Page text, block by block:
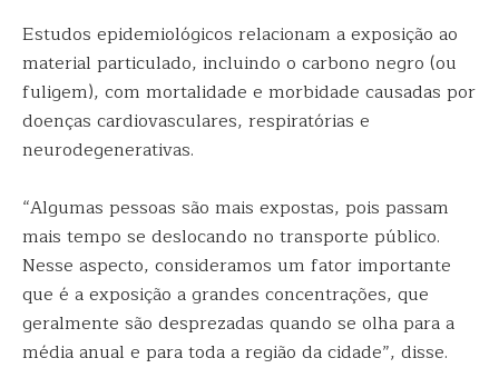
Estudos epidemiológicos relacionam a exposição ao
material particulado, incluindo o carbono negro (ou
fuligem), com mortalidade e morbidade causadas por
doenças cardiovasculares, respiratórias e
neurodegenerativas.
“Algumas pessoas são mais expostas, pois passam
mais tempo se deslocando no transporte público.
Nesse aspecto, consideramos um fator importante
que é a exposição a grandes concentrações, que
geralmente são desprezadas quando se olha para a
média anual e para toda a região da cidade”, disse.